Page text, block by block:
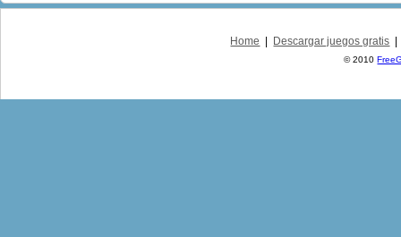
Home Descargar juegos gratis
© 2010